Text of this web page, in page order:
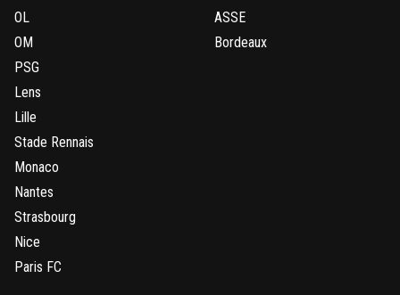
OL
OM
PSG
Lens
Lille
Stade Rennais
Monaco
Nantes
Strasbourg
Nice
Paris FC
ASSE
Bordeaux